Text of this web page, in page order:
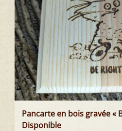
Pancarte en bois gravée «
Disponible